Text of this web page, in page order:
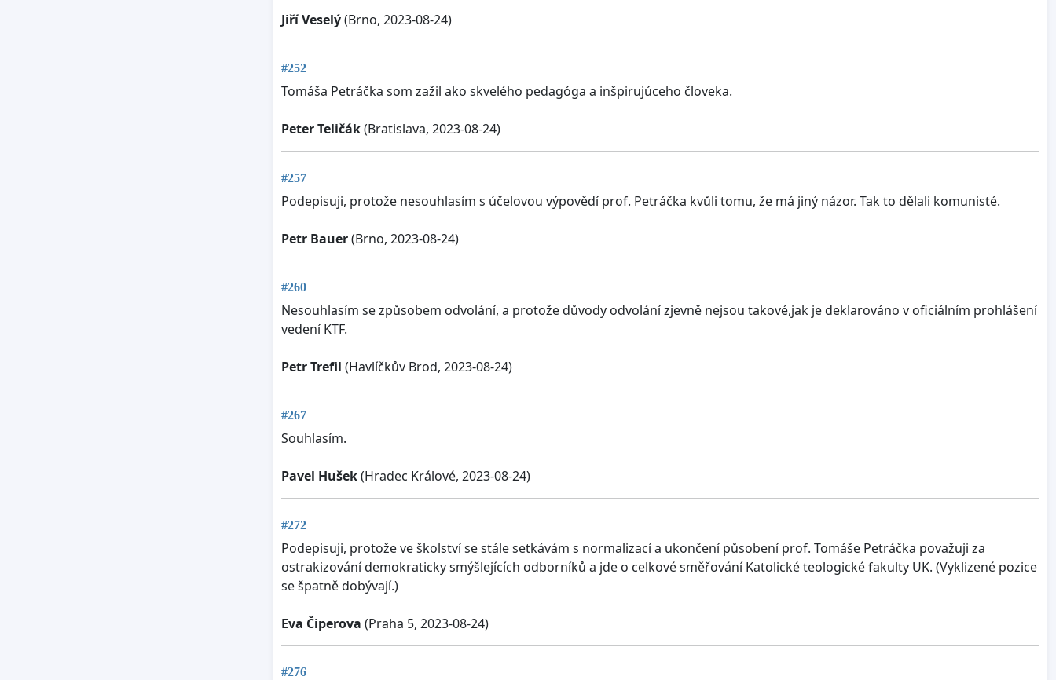
Jiří Veselý(Brno, 2023-08-24)
#252
Tomáša Petráčka som zažil ako skvelého pedagóga a inšpirujúceho človeka.
Peter Teličák(Bratislava, 2023-08-24)
#257
Podepisuji, protože nesouhlasím s účelovou výpovědí prof. Petráčka kvůli tomu, že má jiný názor. Tak to dělali komunisté.
Petr Bauer(Brno, 2023-08-24)
#260
Nesouhlasím se způsobem odvolání, a protože důvody odvolání zjevně nejsou takové,jak je deklarováno v oficiálním prohlášení
vedení KTF.
Petr Trefil (Havlíčkův Brod, 2023-08-24)
#267
Souhlasím.
Pavel Hušek(Hradec Králové, 2023-08-24)
#272
Podepisuji, protože ve školství se stále setkávám s normalizací a ukončení působení prof. Tomáše Petráčka považuji za
ostrakizování demokraticky smýšlejících odborníků a jde o celkové směřování Katolické teologické fakulty UK. (Vyklizené pozice
se špatně dobývají.)
Eva Čiperova (Praha 5, 2023-08-24)
#276